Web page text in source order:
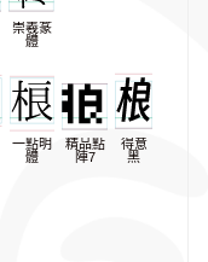
崇羲篆
體
一點明
體
精品點
陣7
得意
黑